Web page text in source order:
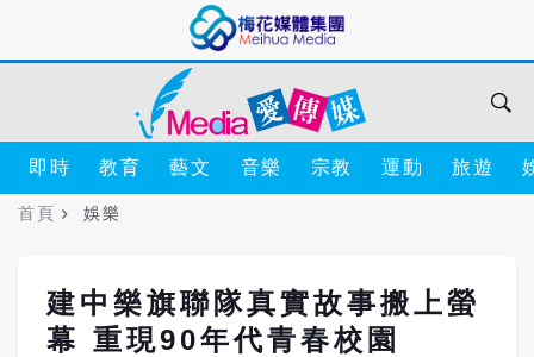
即時 教育 藝文 音樂 宗教 運動 旅遊
首頁 娛樂
建中樂旗聯隊真實故事搬上螢
幕 重現90年代青春校園